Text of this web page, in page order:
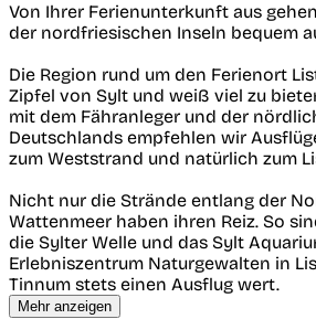
Von Ihrer Ferienunterkunft aus
der nordfriesischen Inseln bequem
Die Region rund um den Ferienort
Zipfel von Sylt und weiß viel zu
mit dem Fähranleger und der
Deutschlands empfehlen wir
zum Weststrand und natürlich zum
Nicht nur die Strände entlang der
Wattenmeer haben ihren Reiz. So
die Sylter Welle und das Sylt
Erlebniszentrum Naturgewalten in
Tinnum stets einen Ausflug wert.
Mehr anzeigen